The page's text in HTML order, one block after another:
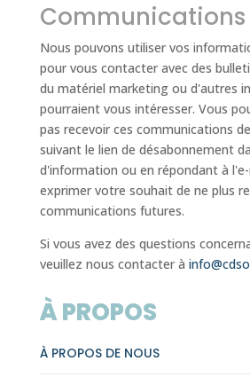
Communications
Nous pouvons utiliser vos
pour vous contacter avec des
du matériel marketing ou d'autres
pourraient vous intéresser. Vous
pas recevoir ces communications
suivant le lien de désabonnement
d'information ou en répondant à
exprimer votre souhait de ne plus
communications futures.
Si vous avez des questions
veuillez nous contacter à
À PROPOS
À PROPOS DE NOUS